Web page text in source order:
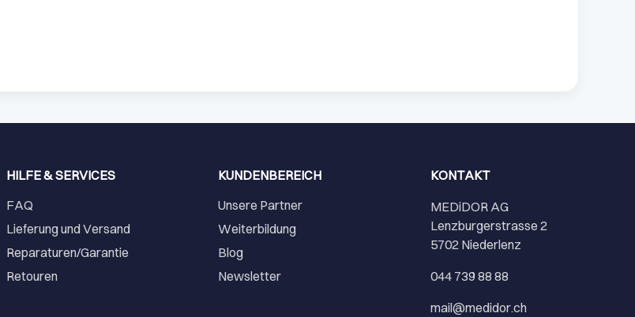
HILFE & SERVICES
FAQ
Lieferung und Versand
Reparaturen/Garantie
Retouren
KUNDENBEREICH
Unsere Partner
Weiterbildung
Blog
Newsletter
KONTAKT
MEDiDOR AG
Lenzburgerstrasse 2
5702 Niederlenz
044 739 88 88
mail@medidor.ch